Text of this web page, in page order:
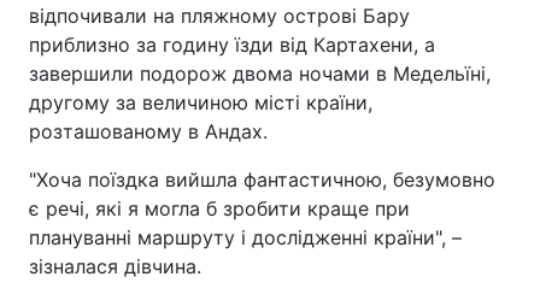
відпочивали на пляжному острові Бару
приблизно за годину їзди від Картахени, а
завершили подорож двома ночами в Медельїні,
другому за величиною місті країни,
розташованому в Андах.
"Хоча поїздка вийшла фантастичною, безумовно
є речі, які я могла б зробити краще при
плануванні маршруту і дослідженні країни", –
зізналася дівчина.